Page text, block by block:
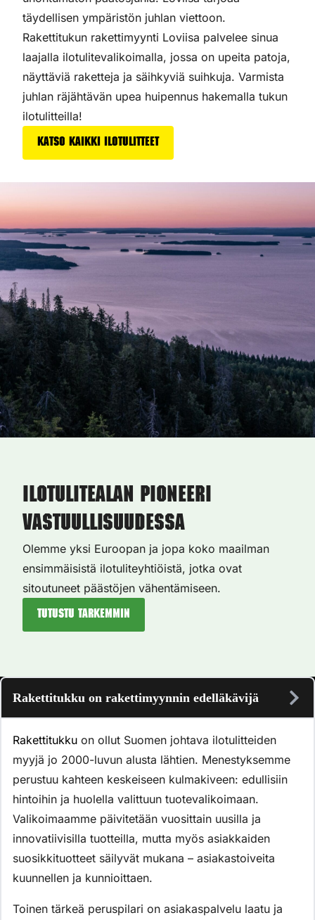
täydellisen ympäristön juhlan viettoon.
Rakettitukun rakettimyynti Loviisa palvelee sinua
laajalla ilotulitevalikoimalla, jossa on upeita patoja,
näyttäviä raketteja ja säihkyviä suihkuja. Varmista
juhlan räjähtävän upea huipennus hakemalla tukun
ilotulitteilla!
Katso kaikki ilotulitteet
Ilotulitealan pioneeri
vastuullisuudessa
Olemme yksi Euroopan ja jopa koko maailman
ensimmäisistä ilotuliteyhtiöistä, jotka ovat
sitoutuneet päästöjen vähentämiseen.
Tutustu tarkemmin
Rakettitukku on rakettimyynnin edelläkävijä
Rakettitukku on ollut Suomen johtava ilotulitteiden
myyjä jo 2000-luvun alusta lähtien. Menestyksemme
perustuu kahteen keskeiseen kulmakiveen: edullisiin
hintoihin ja huolella valittuun tuotevalikoimaan.
Valikoimaamme päivitetään vuosittain uusilla ja
innovatiivisilla tuotteilla, mutta myös asiakkaiden
suosikkituotteet säilyvät mukana – asiakastoiveita
kuunnellen ja kunnioittaen.
Toinen tärkeä peruspilari on asiakaspalvelu laatu ja